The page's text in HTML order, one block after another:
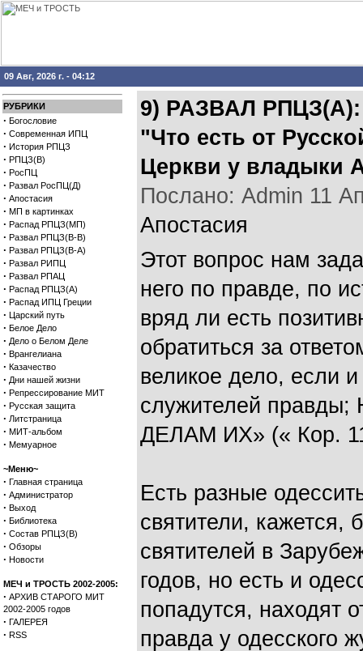
09 Авг, 2026 г. - 04:12
РУБРИКИ
· Богословие
· Современная ИПЦ
· История РПЦЗ
· РПЦЗ(В)
· РосПЦ
· Развал РосПЦ(Д)
· Апостасия
· МП в картинках
· Распад РПЦЗ(МП)
· Развал РПЦЗ(В-В)
· Развал РПЦЗ(В-А)
· Развал РИПЦ
· Развал РПАЦ
· Распад РПЦЗ(А)
· Распад ИПЦ Греции
· Царский путь
· Белое Дело
· Дело о Белом Деле
· Врангелиана
· Казачество
· Дни нашей жизни
· Репрессирование МИТ
· Русская защита
· Литстраница
· МИТ-альбом
· Мемуарное
~Меню~
· Главная страница
· Администратор
· Выход
· Библиотека
· Состав РПЦЗ(В)
· Обзоры
· Новости
МЕЧ и ТРОСТЬ 2002-2005:
· АРХИВ СТАРОГО МИТ
2002-2005 годов
· ГАЛЕРЕЯ
· RSS
9) РАЗВАЛ
"Что есть от
Церкви у владыки
Послано: Admin 11
Апостасия
Этот вопрос нам
него по правде, по
вряд ли есть
обратиться за
великое дело, если
служителей
ДЕЛАМ ИХ» (« Кор.
Есть разные
святители, кажется,
святителей в
годов, но есть и
попадутся, находят
правда у одесского